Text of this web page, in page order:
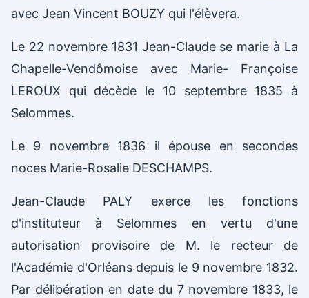
avec Jean Vincent BOUZY qui l'élèvera.
Le 22 novembre 1831 Jean-Claude se marie à La
Chapelle-Vendômoise avec Marie- Françoise
LEROUX qui décède le 10 septembre 1835 à
Selommes.
Le 9 novembre 1836 il épouse en secondes
noces Marie-Rosalie DESCHAMPS.
Jean-Claude PALY exerce les fonctions
d'instituteur à Selommes en vertu d'une
autorisation provisoire de M. le recteur de
l'Académie d'Orléans depuis le 9 novembre 1832.
Par délibération en date du 7 novembre 1833, le